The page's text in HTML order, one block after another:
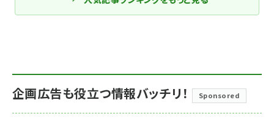
企画広告も役立つ情報バッチリ！ Sponsored